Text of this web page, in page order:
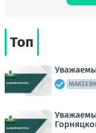
Топ